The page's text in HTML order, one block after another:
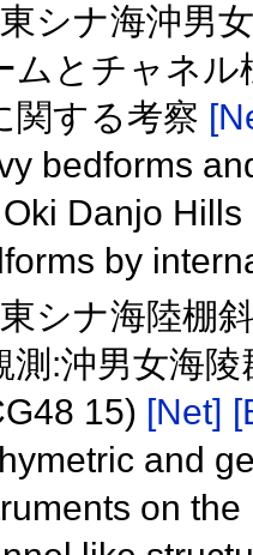
シナ海沖男
ムとチャネ
関する考察
bedforms
Danjo
by
シナ海陸棚
測:沖男女海
15) [Net]
and
on